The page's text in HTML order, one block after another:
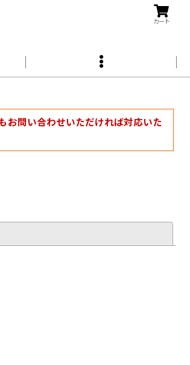
カート
お問い合わせいただければ対応いた